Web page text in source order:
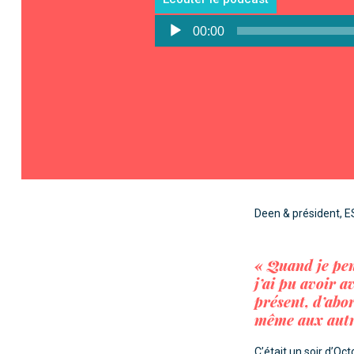
Lecteur
audio
00:00
Deen & président,
« Quand je
j’ai pu avoir
présent,
même aux
C’était un soir